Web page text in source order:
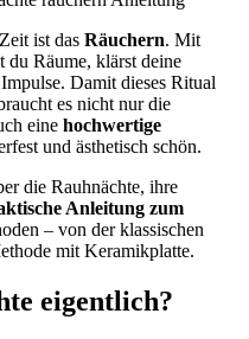
ist das Räuchern. Mit
Räume, klärst deine
Damit dieses Ritual
es nicht nur die
eine hochwertige
und ästhetisch schön.
die Rauhnächte, ihre
Anleitung zum
– von der klassischen
mit Keramikplatte.
eigentlich?